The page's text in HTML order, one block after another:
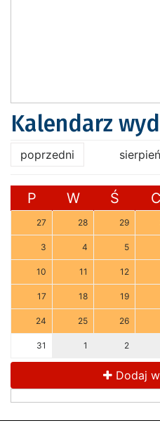
Kalendarz
poprzedni
P W Ś C
27 28 29
3 4 5
10 11 12
17 18 19
24 25 26
31 1 2
Dodaj